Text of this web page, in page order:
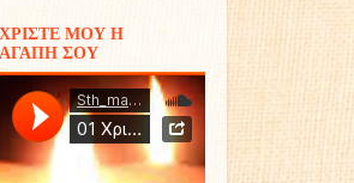
ΧΡΙΣΤΕ ΜΟΥ Η
ΑΓΑΠΗ ΣΟΥ